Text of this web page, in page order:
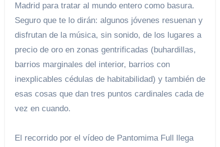
Madrid para tratar al mundo entero como basura.
Seguro que te lo dirán: algunos jóvenes resuenan y
disfrutan de la música, sin sonido, de los lugares a
precio de oro en zonas gentrificadas (buhardillas,
barrios marginales del interior, barrios con
inexplicables cédulas de habitabilidad) y también de
esas cosas que dan tres puntos cardinales cada de
vez en cuando.
El recorrido por el vídeo de Pantomima Full llega